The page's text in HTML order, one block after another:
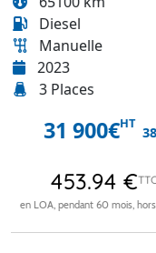
Automatique
2026
5 Places
31 440